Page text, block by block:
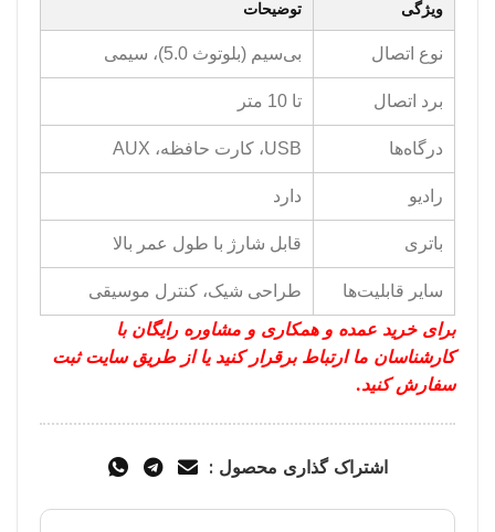
ویژگی توضیحات
نوع اتصال بی‌سیم (بلوتوث 5.0)، سیمی
برد اتصال تا 10 متر
درگاه‌ها USB، کارت حافظه، AUX
رادیو دارد
باتری قابل شارژ با طول عمر بالا
سایر قابلیت‌ها طراحی شیک، کنترل موسیقی
برای خرید عمده و همکاری و مشاوره رایگان با
کارشناسان ما ارتباط برقرار کنید یا از طریق سایت ثبت
سفارش کنید.
اشتراک گذاری محصول :